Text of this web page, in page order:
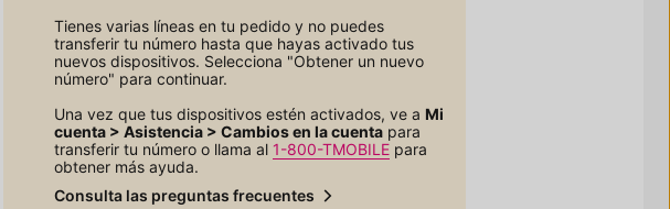
Tienes varias líneas en tu pedido y no puedes
transferir tu número hasta que hayas activado tus
nuevos dispositivos. Selecciona "Obtener un nuevo
número" para continuar.
Una vez que tus dispositivos estén activados, ve a Mi
cuenta > Asistencia > Cambios en la cuenta para
transferir tu número o llama al 1-800-TMOBILE para
obtener más ayuda.
Consulta las preguntas frecuentes